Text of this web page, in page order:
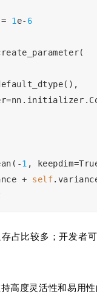
1 e- 6
1 ,
+
self
占比较多；开发者
高度灵活性和易用